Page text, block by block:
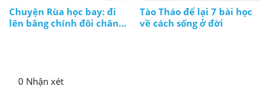
Chuyện Rùa học bay: đi
lên bằng chính đôi chân
Tào Tháo để lại 7 bài học
về cách sống ở đời
0 Nhận xét